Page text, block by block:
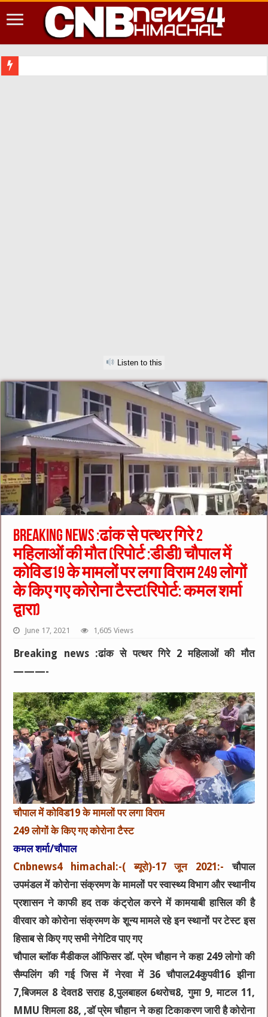
Listen to this
Breaking news :ढांक से पत्थर गिरे 2
महिलाओं की मौत (रिपोर्ट :डीडी) चौपाल में
कोविड19 के मामलों पर लगा विराम 249 लोगों
के किए गए कोरोना टैस्ट(रिपोर्ट: कमल शर्मा
द्वारा)
June 17, 2021 1,605 Views
Breaking news :ढांक से पत्थर गिरे 2 महिलाओं की मौत
———-
चौपाल में कोविड19 के मामलों पर लगा विराम
249 लोगों के किए गए कोरोना टैस्ट
कमल शर्मा/चौपाल
Cnbnews4 himachal:-( ब्यूरो)-17 जून 2021:- चौपाल
उपमंडल में कोरोना संक्रमण के मामलों पर स्वास्थ्य विभाग और स्थानीय
प्रशासन ने काफी हद तक कंट्रोल करने में कामयाबी हासिल की है
वीरवार को कोरोना संक्रमण के शून्य मामले रहे इन स्थानों पर टेस्ट इस
हिसाब से किए गए सभी नेगेटिव पाए गए
चौपाल ब्लॉक मैडीकल ऑफिसर डॉ. प्रेम चौहान ने कहा 249 लोगो की
सैम्पलिंग की गई जिस में नेरवा में 36 चौपाल24कुपवी16 झीना
7,बिजमल 8 देवत8 सराह 8,पुलबाहल 6थरोच8, गुमा 9, माटल 11,
MMU शिमला 88, ,डॉ प्रेम चौहान ने कहा टिकाकरण जारी है कोरोना